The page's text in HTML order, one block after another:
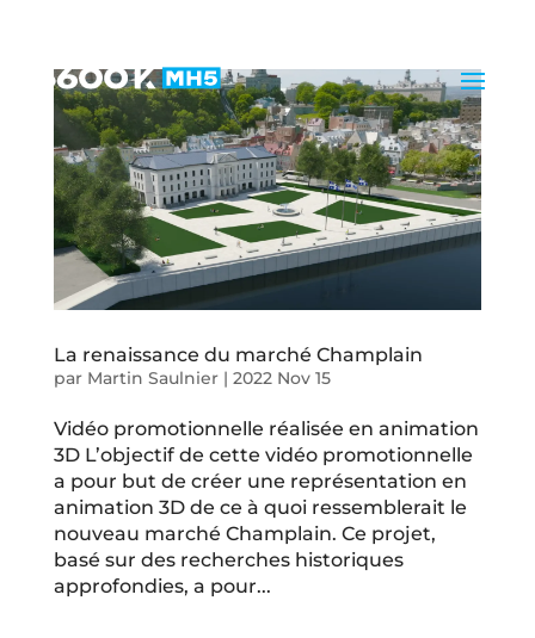
La renaissance du marché Champlain
par Martin Saulnier| 2022 Nov 15
Vidéo promotionnelle réalisée en animation
3D L’objectif de cette vidéo promotionnelle
a pour but de créer une représentation en
animation 3D de ce à quoi ressemblerait le
nouveau marché Champlain. Ce projet,
basé sur des recherches historiques
approfondies, a pour...